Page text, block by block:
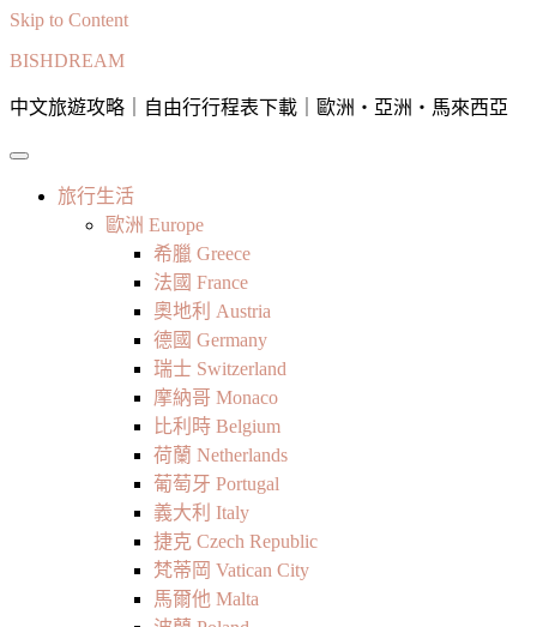
Skip to Content
BISHDREAM
中文旅遊攻略｜自由行行程表下載｜歐洲・亞洲・馬來西亞
旅行生活
歐洲 Europe
希臘 Greece
法國 France
奧地利 Austria
德國 Germany
瑞士 Switzerland
摩納哥 Monaco
比利時 Belgium
荷蘭 Netherlands
葡萄牙 Portugal
義大利 Italy
捷克 Czech Republic
梵蒂岡 Vatican City
馬爾他 Malta